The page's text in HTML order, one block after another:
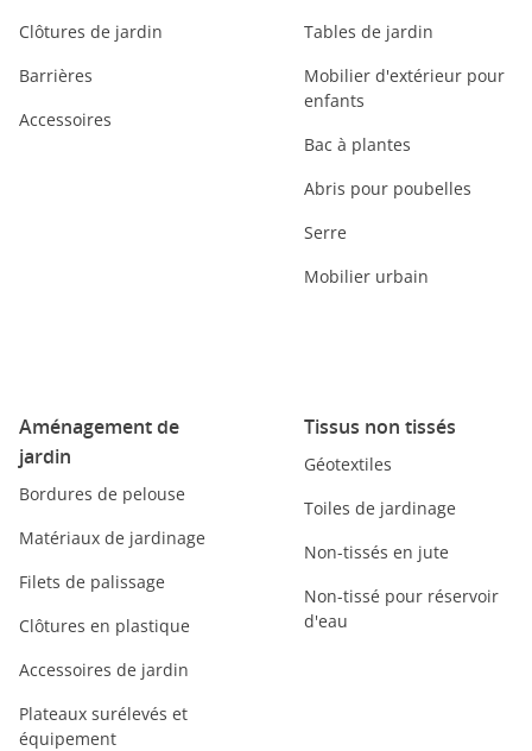
Clôtures de jardin
Barrières
Accessoires
Tables de jardin
Mobilier d'extérieur pour
enfants
Bac à plantes
Abris pour poubelles
Serre
Mobilier urbain
Aménagement de
jardin
Bordures de pelouse
Matériaux de jardinage
Filets de palissage
Clôtures en plastique
Accessoires de jardin
Plateaux surélevés et
équipement
Tissus non tissés
Géotextiles
Toiles de jardinage
Non-tissés en jute
Non-tissé pour réservoir
d'eau